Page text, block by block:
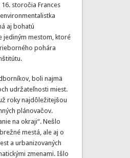
storočia Frances
aj bohatú
jediným mestom, ktoré
pohára
boli najmä
udržateľnosti miest.
roky najdôležitejšou
plánovačov.
na okraji“. Nešlo
mestá, ale aj o
a urbanizovaných
zmenami. Išlo